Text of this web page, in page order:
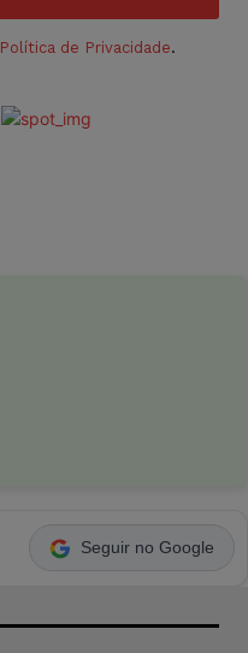
Política de Privacidade.
Seguir no Google